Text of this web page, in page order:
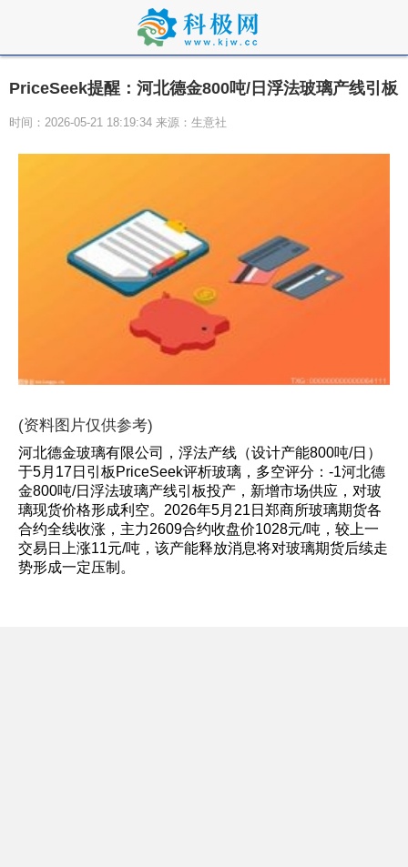
PriceSeek提醒：河北德金800吨/日浮法玻璃产线引板
时间：2026-05-21 18:19:34 来源：生意社
(资料图片仅供参考)
河北德金玻璃有限公司，浮法产线（设计产能800吨/日）
于5月17日引板PriceSeek评析玻璃，多空评分：-1河北德
金800吨/日浮法玻璃产线引板投产，新增市场供应，对玻
璃现货价格形成利空。2026年5月21日郑商所玻璃期货各
合约全线收涨，主力2609合约收盘价1028元/吨，较上一
交易日上涨11元/吨，该产能释放消息将对玻璃期货后续走
势形成一定压制。